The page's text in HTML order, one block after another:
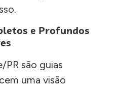
e Profundos
PR são guias
uma visão